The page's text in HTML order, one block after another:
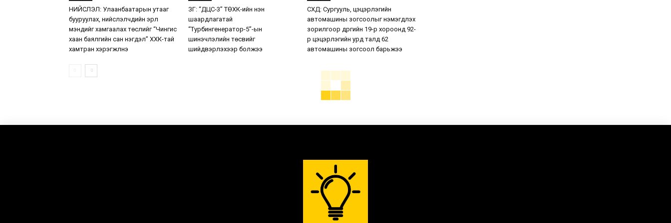
НИЙСЛЭЛ: Улаанбаатарын утааг
бууруулах, нийслэлчүүдийн эрүүл
мэндийг хамгаалах төслийг “Чингис
хаан баялгийн сан нэгдэл” ХХК-тай
хамтран хэрэгжүүлнэ
ЗГ: “ДЦС-3” ТӨХК-ийн нэн
шаардлагатай
“Турбингенератор-5”-ын
шинэчлэлийн төсвийг
шийдвэрлэхээр болжээ
СХД: Сургууль, цэцэрлэгийн
автомашины зогсоолыг нэмэгдүүлэх
зорилгоор дүүргийн 19-р хороонд 92-
р цэцэрлэгийн урд талд 62
автомашины зогсоол барьжээ